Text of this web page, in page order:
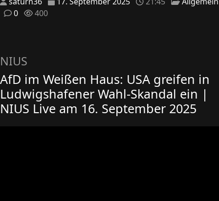
0
400
NIUS
AfD im Weißen Haus: USA greifen in
Ludwigshafener Wahl-Skandal ein |
NIUS Live am 16. September 2025